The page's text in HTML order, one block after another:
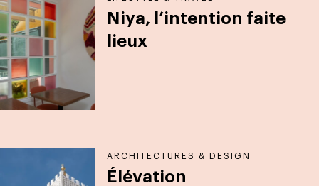
Niya, l’intention faite
lieux
ARCHITECTURES & DESIGN
Élévation